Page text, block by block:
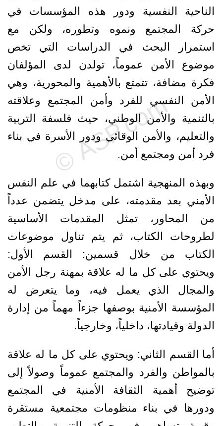
الناحية النفسية ودور هذه المؤسسات في
حركة المجتمع ونموه وتطوره، ولكن مع
استمرار البحث في الدراسات التي تخص
موضوع الأمن عموماً، تولدن لدى المؤلفان
فكرة مضافة، تتمتع بالأهمية والمحورية، وهي
الأمن النفسي للفرد وأمن المجتمع وعلاقته
بالتنمية والأمن الوطني، حيث فلسفة التربية
والتعليم، والأمن الوقائي ودور الأسرة في بناء
فرد أمن ومجتمع أمن.
وبهذه المنهجية اشتمل كتابهما في علم النفس
الأمني بعد مقدمته، على مدخل يتضمن عدداً
من المحاور، تمثل المقدمات الأساسية
لطروحات الكتاب، ثم يتم تناول موضوعات
الكتاب من خلال قسمين: القسم الأول:
ويحتوي على كل ما له علاقة بمهنة رجل الأمن
والمجال الذي يعمل فيه، وما يتعرض له
المؤسسة الأمنية بوصفها جزءاً مهماً من إدارة
الدولة وقيادتها، داخلياً، وخارجياً.
أما القسم الثاني: ويحتوي على كل ما له علاقة
بالمواطن والفرد والمجتمع عموماً وصولاً إلى
توضيح أهمية الثقافة الأمنية في المجتمع
ودورها في بناء منظومات مجتمعية مستقرة